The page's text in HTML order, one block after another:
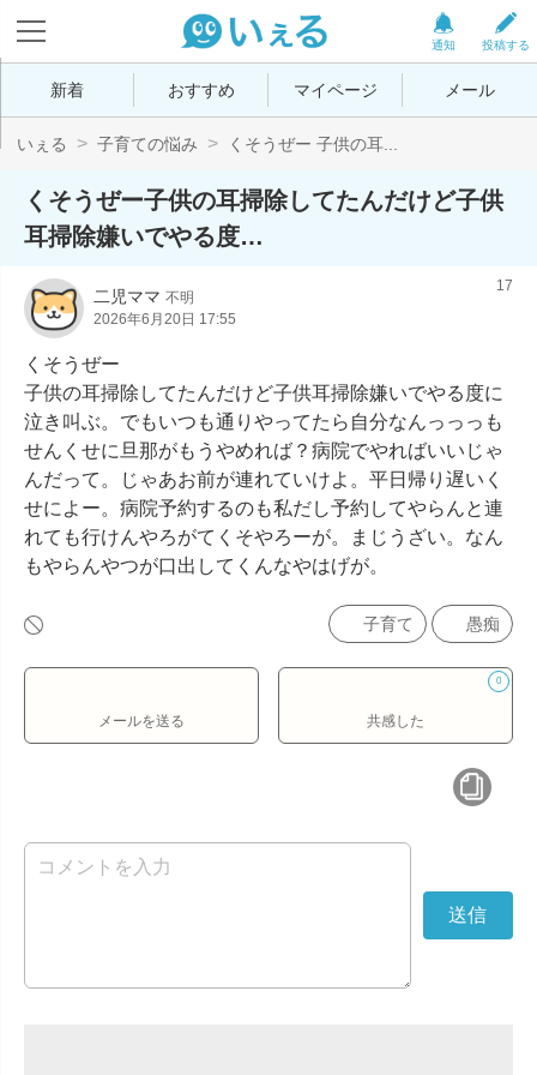
投稿する
通知
新着 おすすめ マイページ メール
いぇる 子育ての悩み くそうぜー 子供の耳...
くそうぜー子供の耳掃除してたんだけど子供
耳掃除嫌いでやる度…
二児ママ 不明
2026年6月20日 17:55
17
くそうぜー
子供の耳掃除してたんだけど子供耳掃除嫌いでやる度に
泣き叫ぶ。でもいつも通りやってたら自分なんっっっも
せんくせに旦那がもうやめれば？病院でやればいいじゃ
んだって。じゃあお前が連れていけよ。平日帰り遅いく
せによー。病院予約するのも私だし予約してやらんと連
れても行けんやろがてくそやろーが。まじうざい。なん
もやらんやつが口出してくんなやはげが。
子育て 愚痴
メールを送る
0
共感した